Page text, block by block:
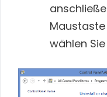
wählen Sie